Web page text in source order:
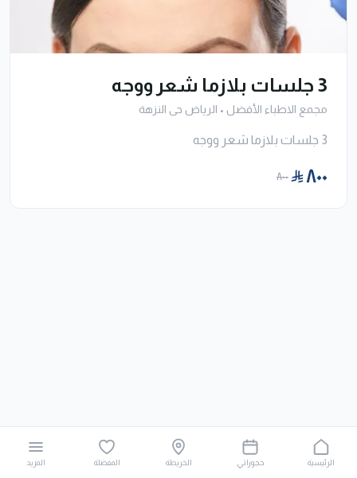
3 جلسات بلازما شعر ووجه
مجمع الاطباء الأفضل • الرياض حى النزهة
3 جلسات بلازما شعر ووجه
٨٠٠ ٨٠٠
الرئيسية حجوزاتي الخريطة المفضلة المزيد